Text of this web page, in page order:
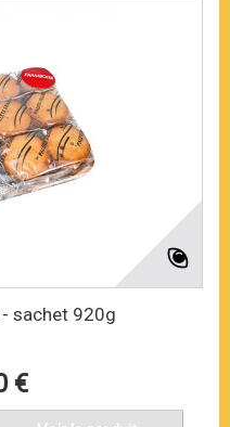
sachet 920g
€